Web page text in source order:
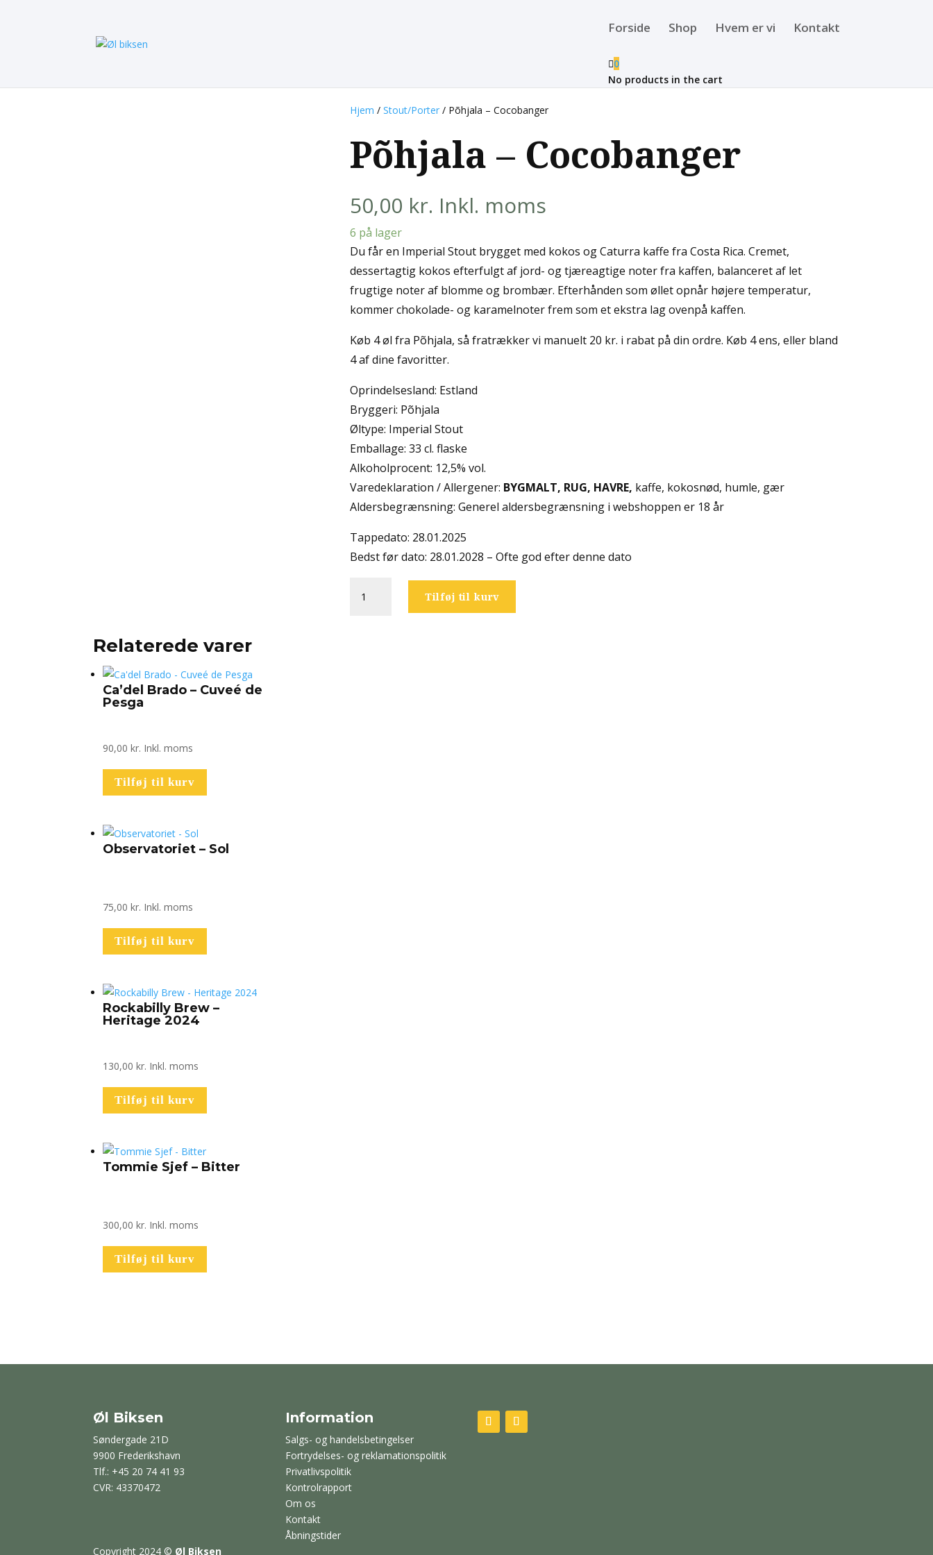
Forside Shop Hvem er vi Kontakt
0
No products in the cart
Hjem / Stout/Porter/ Põhjala – Cocobanger
Põhjala – Cocobanger
50,00 kr. Inkl. moms
6 på lager
Du får en Imperial Stout brygget med kokos og Caturra kaffe fra Costa Rica. Cremet,
dessertagtig kokos efterfulgt af jord- og tjæreagtige noter fra kaffen, balanceret af let
frugtige noter af ​​blomme og brombær. Efterhånden som øllet opnår højere temperatur,
kommer chokolade- og karamelnoter frem som et ekstra lag ovenpå kaffen.
Køb 4 øl fra Põhjala, så fratrækker vi manuelt 20 kr. i rabat på din ordre. Køb 4 ens, eller bland
4 af dine favoritter.
Oprindelsesland: Estland
Bryggeri: Põhjala
Øltype: Imperial Stout
Emballage: 33 cl. flaske
Alkoholprocent: 12,5% vol.
Varedeklaration / Allergener: BYGMALT, RUG, HAVRE, kaffe, kokosnød, humle, gær
Aldersbegrænsning: Generel aldersbegrænsning i webshoppen er 18 år
Tappedato: 28.01.2025
Bedst før dato: 28.01.2028 – Ofte god efter denne dato
Tilføj til kurv
Relaterede varer
Ca’del Brado – Cuveé de
Pesga
90,00kr. Inkl. moms
Tilføj til kurv
Observatoriet – Sol
75,00kr. Inkl. moms
Tilføj til kurv
Rockabilly Brew –
Heritage 2024
130,00kr. Inkl. moms
Tilføj til kurv
Tommie Sjef – Bitter
300,00kr. Inkl. moms
Tilføj til kurv
Øl Biksen
Søndergade 21D
9900 Frederikshavn
Tlf.: +45 20 74 41 93
CVR: 43370472
Information
Salgs- og handelsbetingelser
Fortrydelses- og reklamationspolitik
Privatlivspolitik
Kontrolrapport
Om os
Kontakt
Åbningstider
Copyright 2024© Øl Biksen